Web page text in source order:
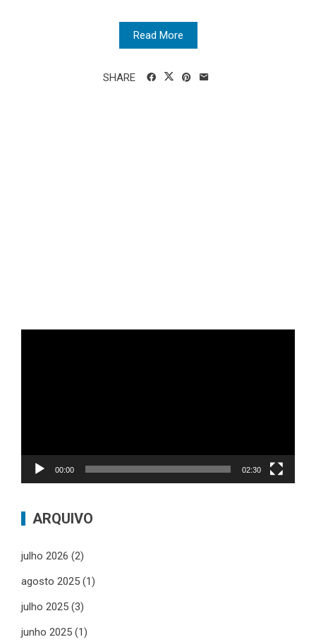
Read More
SHARE
00:00 02:30
ARQUIVO
julho 2026 (2)
agosto 2025 (1)
julho 2025 (3)
junho 2025 (1)